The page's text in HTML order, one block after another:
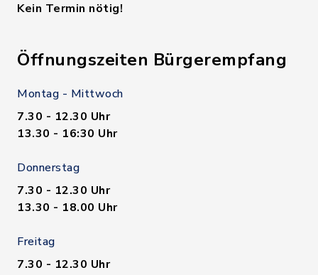
Kein Termin nötig!
Öffnungszeiten Bürgerempfang
Montag - Mittwoch
7.30 - 12.30 Uhr
13.30 - 16:30 Uhr
Donnerstag
7.30 - 12.30 Uhr
13.30 - 18.00 Uhr
Freitag
7.30 - 12.30 Uhr